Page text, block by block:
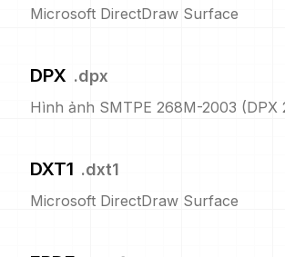
Microsoft DirectDraw Surface
DPX .dpx
Hình ảnh SMTPE 268M-2003 (DPX
DXT1 .dxt1
Microsoft DirectDraw Surface